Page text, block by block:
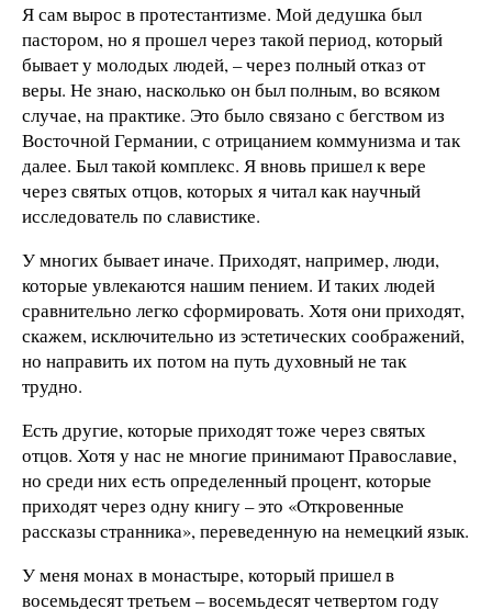
Я сам вырос в протестантизме. Мой дедушка был
пастором, но я прошел через такой период, который
бывает у молодых людей, – через полный отказ от
веры. Не знаю, насколько он был полным, во всяком
случае, на практике. Это было связано с бегством из
Восточной Германии, с отрицанием коммунизма и так
далее. Был такой комплекс. Я вновь пришел к вере
через святых отцов, которых я читал как научный
исследователь по славистике.
У многих бывает иначе. Приходят, например, люди,
которые увлекаются нашим пением. И таких людей
сравнительно легко сформировать. Хотя они приходят,
скажем, исключительно из эстетических соображений,
но направить их потом на путь духовный не так
трудно.
Есть другие, которые приходят тоже через святых
отцов. Хотя у нас не многие принимают Православие,
но среди них есть определенный процент, которые
приходят через одну книгу – это «Откровенные
рассказы странника», переведенную на немецкий язык.
У меня монах в монастыре, который пришел в
восемьдесят третьем – восемьдесят четвертом году